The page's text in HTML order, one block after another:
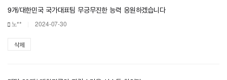
9개/대한민국 국가대표팀 무긍무진한 능력 응원하겠습니다
노** 2024-07-30
삭제